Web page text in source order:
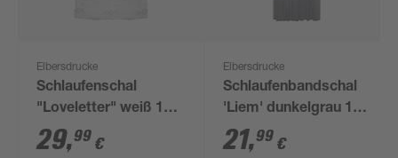
Elbersdrucke
Schlaufenschal
"Loveletter" weiß 140
x 255 cm
29,99 €
Elbersdrucke
Schlaufenbandschal
'Liem' dunkelgrau 140
x 255 cm
21,99 €